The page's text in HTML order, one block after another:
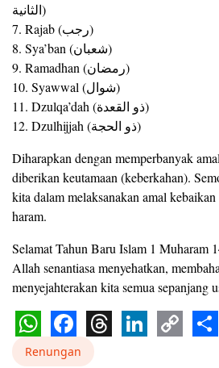
الثانية)
7. Rajab (رجب)
8. Sya’ban (شعبان)
9. Ramadhan (رمضان)
10. Syawwal (شوال)
11. Dzulqa’dah (ذو القعدة)
12. Dzulhijjah (ذو الحجة)
Diharapkan dengan memperbanyak
diberikan keutamaan (keberkahan).
kita dalam melaksanakan amal
haram.
Selamat Tahun Baru Islam 1 Muharam
Allah senantiasa menyehatkan,
menyejahterakan kita semua sepanjang
WhatsApp
Facebook
Threads
Renungan